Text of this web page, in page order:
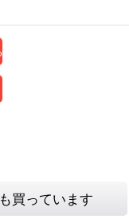
買っています